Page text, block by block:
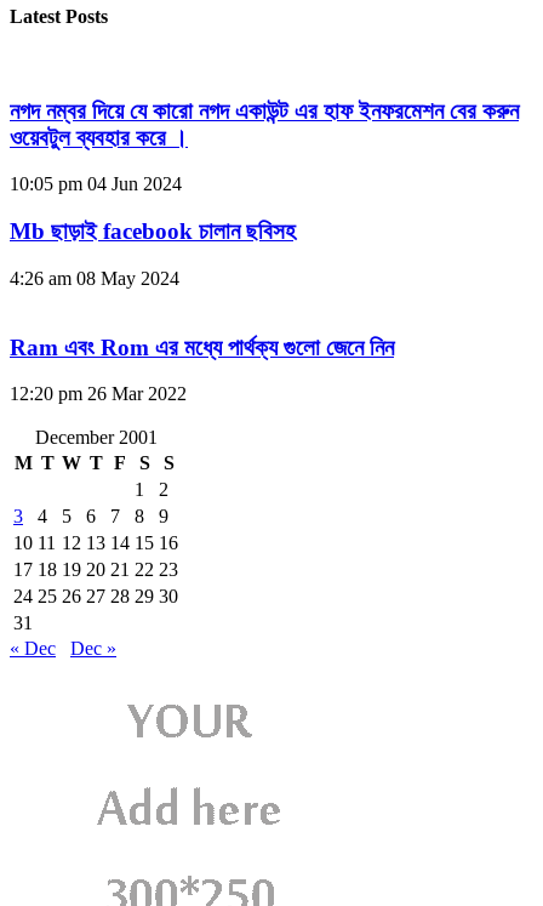
Latest Posts
নগদ নম্বর দিয়ে যে কারো নগদ একাউন্ট এর হাফ ইনফরমেশন বের করুন
ওয়েবটুল ব্যবহার করে ।
10:05 pm 04 Jun 2024
Mb ছাড়াই facebook চালান ছবিসহ
4:26 am 08 May 2024
Ram এবং Rom এর মধ্যে পার্থক্য গুলো জেনে নিন
12:20 pm 26 Mar 2022
December 2001
M T W T F S
S
1
2
3
4 5 6 7 8
9
10 11 12 13 14 15 16
17 18 19 20 21 22 23
24 25 26 27 28 29 30
31
« Dec
Dec »